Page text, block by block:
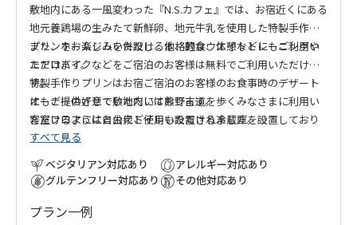
敷地内にある一風変わった『N.S.カフェ』では、お宿近くにある
地元養鶏場の生みたて新鮮卵、地元牛乳を使用した特製手作り
プリンをお楽しみいただける他、軽食、休憩などにもご利用い
ただけます。
特製手作りプリンはお宿ご宿泊のお客様のお食事時のデザート
にもご提供させていただいております。
客室フロアには自由にご使用いただける冷蔵庫を設置しており
ます。
ペットボトル飲料も無料でご用意しておりますので、どうぞご
利用ください。
また、ホームジムを併設し、本格的なウエイトトレーニングや
エアロバイクなどをご宿泊のお客様は無料でご利用いただけま
す。
オーナーの好意で敷地内には熊野古道を歩くみなさまに利用い
ただけるようにと公衆トイレも設置されました。
滝尻方面から本宮への熊野古道歩きの途中、アクセスの良い好
立地なお宿でフレンドリーなオーナー家族との時間をお楽しみ
ください。
すべて見る
ベジタリアン対応あり
グルテンフリー対応あり
アレルギー対応あり
その他対応あり
プラン一例